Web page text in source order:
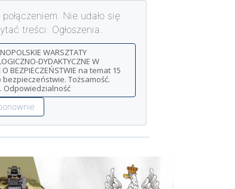
Nie udało się
treści: Ogłoszenia.
WARSZTATY
DYDAKTYCZNE W
O BEZPIECZEŃSTWIE na temat 15
bezpieczeństwie. Tożsamość.
Odpowiedzialność